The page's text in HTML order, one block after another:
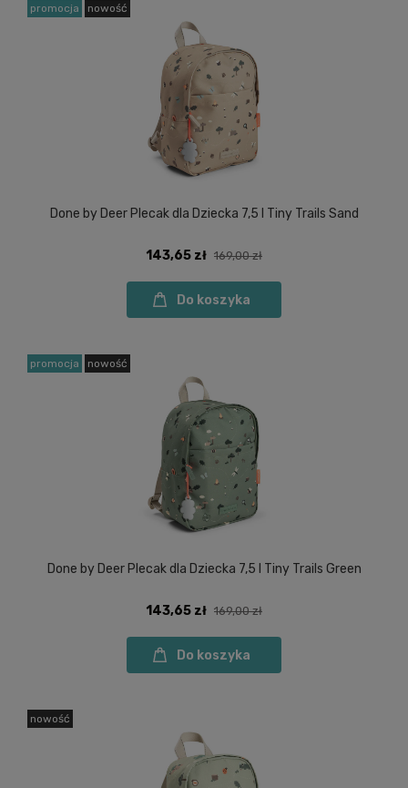
Done by Deer Plecak dla Dziecka 7,5 l Tiny Trails Sand
143,65 zł 169,00 zł
Do koszyka
promocja nowość
Done by Deer Plecak dla Dziecka 7,5 l Tiny Trails Green
143,65 zł 169,00 zł
Do koszyka
promocja nowość
nowość